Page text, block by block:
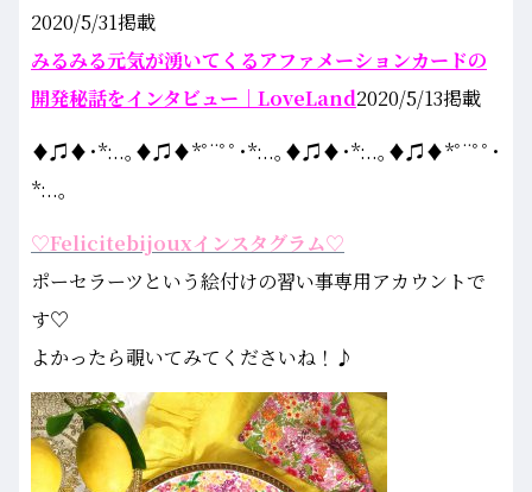
2020/5/31掲載
みるみる元気が湧いてくるアファメーションカードの
開発秘話をインタビュー｜LoveLand2020/5/13掲載
♦♫♦･*:..｡♦♫♦*ﾟ¨ﾟﾟ･*:..｡♦♫♦･*:..｡♦♫♦*ﾟ¨ﾟﾟ･
*:..｡
♡Felicitebijouxインスタグラム♡
ポーセラーツという絵付けの習い事専用アカウントで
す♡
よかったら覗いてみてくださいね！♪